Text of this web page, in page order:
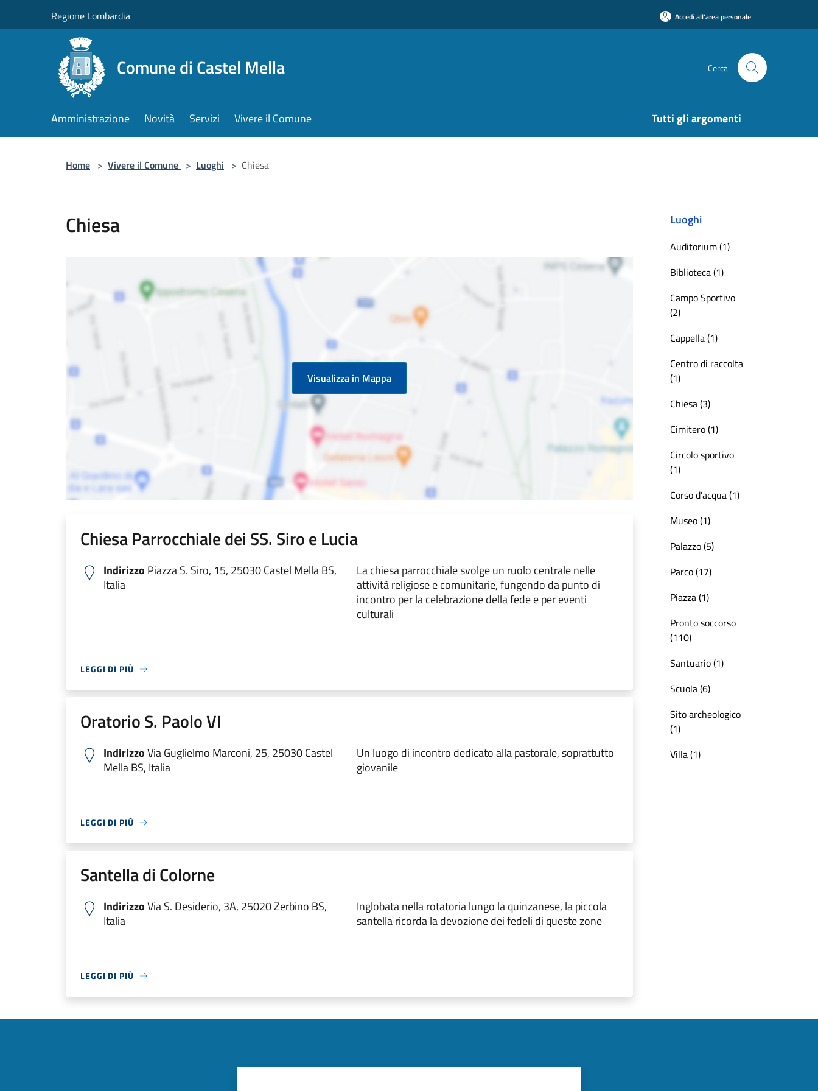
Regione Lombardia Accedi all'area personale
Comune di Castel Mella Cerca
Amministrazione Novità Servizi Vivere il Comune Tutti gli argomenti
Home > Vivere il Comune > Luoghi > Chiesa
Chiesa
Visualizza in Mappa
Chiesa Parrocchiale dei SS. Siro e Lucia
Indirizzo Piazza S. Siro, 15, 25030 Castel Mella BS,
Italia
La chiesa parrocchiale svolge un ruolo centrale nelle
attività religiose e comunitarie, fungendo da punto di
incontro per la celebrazione della fede e per eventi
culturali
LEGGI DI PIÙ
Oratorio S. Paolo VI
IndirizzoVia Guglielmo Marconi, 25, 25030 Castel
Mella BS, Italia
Un luogo di incontro dedicato alla pastorale, soprattutto
giovanile
LEGGI DI PIÙ
Santella di Colorne
IndirizzoVia S. Desiderio, 3A, 25020 Zerbino BS,
Italia
Inglobata nella rotatoria lungo la quinzanese, la piccola
santella ricorda la devozione dei fedeli di queste zone
LEGGI DI PIÙ
Luoghi
Auditorium (1)
Biblioteca (1)
Campo Sportivo
(2)
Cappella (1)
Centro di raccolta
(1)
Chiesa (3)
Cimitero (1)
Circolo sportivo
(1)
Corso d'acqua (1)
Museo (1)
Palazzo (5)
Parco (17)
Piazza (1)
Pronto soccorso
(110)
Santuario (1)
Scuola (6)
Sito archeologico
(1)
Villa (1)